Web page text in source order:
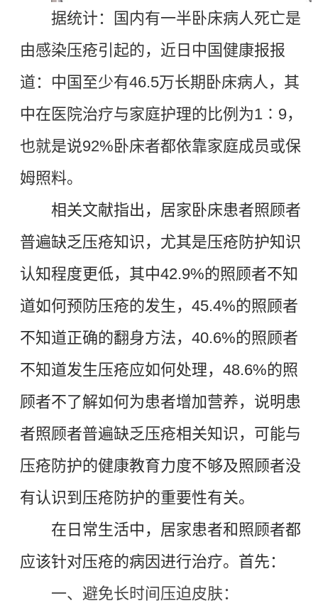
据统计 ：
国内有一半卧床病人死亡是
由感染压疮引起的， 近日中国健康报报
道： 中国至少有46.5万长期卧床病人，其
中在医院治疗与家庭护理的比例为1 ∶ 9，
也就是说92%卧床者都依靠家庭成员或保
姆照料。
相关文献指出 ， 居家卧床患者照顾者
普遍缺乏压疮知识，尤其是压疮防护知识
认知程度更低，其中42.9%的照顾者不知
道如何预防压疮的发生， 45.4%的照顾者
不知道正确的翻身方法， 40.6%的照顾者
不知道发生压疮应如何处理， 48.6%的照
顾者不了解如何为患者增加营养，说明患
者照顾者普遍缺乏压疮相关知识，可能与
压疮防护的健康教育力度不够及照顾者没
有认识到压疮防护的重要性有关。
在日常生活中，居家患者和照顾者都
应该针对压疮的病因进行治疗。 首先：
一、避免长时间压迫皮肤：